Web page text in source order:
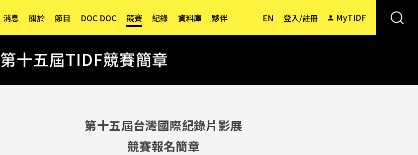
EN 登入/註冊 MyTIDF
消息 關於 節目 DOC DOC 競賽 紀錄 資料庫 夥伴
第十五屆TIDF競賽簡章
第十五屆台灣國際紀錄片影展
競賽報名簡章